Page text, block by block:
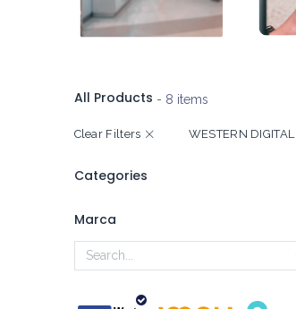
All Products - 8 items
Clear Filters WESTERN DIGITAL
Categories
Marca